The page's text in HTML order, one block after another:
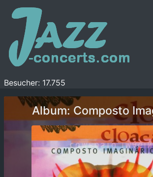
Besucher: 17.755
Album: Composto